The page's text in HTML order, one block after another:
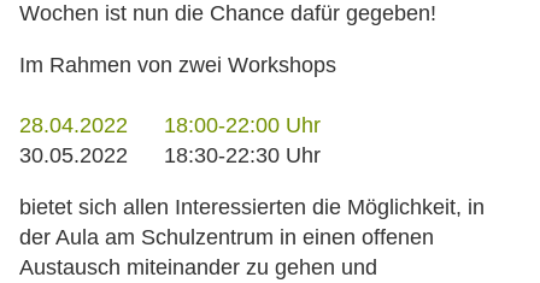
Wochen ist nun die Chance dafür gegeben!
Im Rahmen von zwei Workshops
28.04.2022 18:00-22:00 Uhr
30.05.2022 18:30-22:30 Uhr
bietet sich allen Interessierten die Möglichkeit, in
der Aula am Schulzentrum in einen offenen
Austausch miteinander zu gehen und